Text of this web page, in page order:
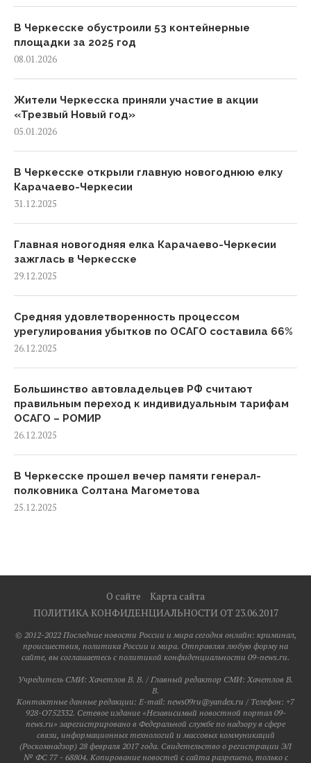
В Черкесске обустроили 53 контейнерные
площадки за 2025 год
08.01.2026
Жители Черкесска приняли участие в акции
«Трезвый Новый год»
05.01.2026
В Черкесске открыли главную новогоднюю елку
Карачаево-Черкесии
31.12.2025
Главная новогодняя елка Карачаево-Черкесии
зажглась в Черкесске
29.12.2025
Средняя удовлетворенность процессом
урегулирования убытков по ОСАГО составила 66%
26.12.2025
Большинство автовладельцев РФ считают
правильным переход к индивидуальным тарифам
ОСАГО – РОМИР
26.12.2025
В Черкесске прошел вечер памяти генерал-
полковника Солтана Магометова
25.12.2025
О сайте
Карта сайта
ПОЛИТИКА КОНФИДЕНЦИАЛЬНОСТИ ОТ 23.06.2017
© 2012-2022 Последние новости России и мира сегодня онлайн: криминал,
происшествия, политика России и мира. Отправляя любую форму на
сайте, вы соглашаетесь с политикой конфиденциальности 09-news.ru.
Учредитель СМИ: Хaчeтлoв B. B. / Главный редактор СМИ: Хaчeтлoв B.
B.
Контактные данные редакции: E-mail: news09ru@yandex.ru / Телефон: +7
928-O752332. Сетевое издание «Независимый новостной портал 09-
news.ru» зарегистрировано в Федеральной службе по надзору в сфере
связи, информационных технологий и массовых коммуникаций
(Роскомнадзор) 28 февраля 2017 года. Свидетельство о регистрации ЭЛ
№ ФС 77 - 68804. Копирование новостей с сайта разрешено, только с